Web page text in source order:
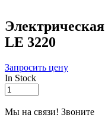
LE 3220
Запросить цену
In Stock
Электрическая
газонокосилка
Hyundai
Мы на связи! Звоните